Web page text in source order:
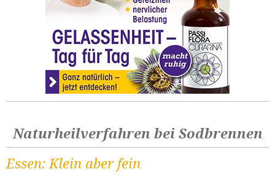
Naturheilverfahren bei Sodbrennen
Essen: Klein aber fein